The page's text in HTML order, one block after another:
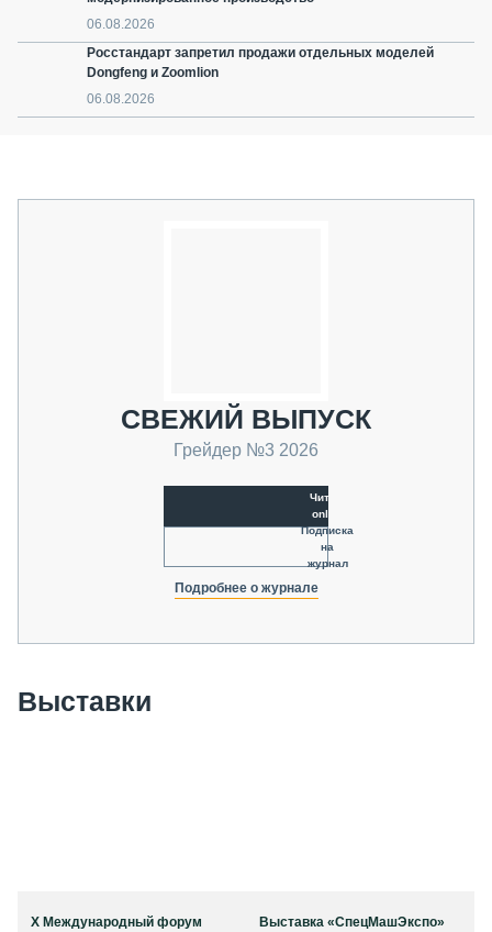
06.08.2026
Росстандарт запретил продажи отдельных моделей
Dongfeng и Zoomlion
06.08.2026
СВЕЖИЙ ВЫПУСК
Грейдер №3 2026
Читать
online
Подписка
на
журнал
Подробнее о журнале
Выставки
X Международный форум
Выставка «СпецМашЭкспо»